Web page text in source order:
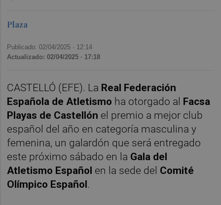
Plaza
Publicado: 02/04/2025 · 12:14
Actualizado: 02/04/2025 · 17:18
CASTELLÓ (EFE). La Real Federación
Española de Atletismo ha otorgado al Facsa
Playas de Castellón el premio a mejor club
español del año en categoría masculina y
femenina, un galardón que será entregado
este próximo sábado en la Gala del
Atletismo Español en la sede del Comité
Olímpico Español.